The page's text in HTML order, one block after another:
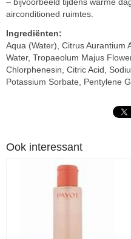
airconditioned ruimtes.
Ingrediënten:
Aqua (Water), Citrus Aurantium
Water, Tropaeolum Majus
Chlorphenesin, Citric Acid,
Potassium Sorbate, Pentylene
Ook interessant